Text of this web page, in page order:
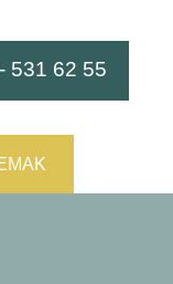
531 62 55